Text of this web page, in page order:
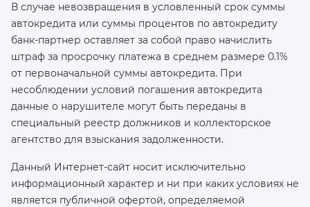
В случае невозвращения в условленный срок суммы
автокредита или суммы процентов по автокредиту
банк-партнер оставляет за собой право начислить
штраф за просрочку платежа в среднем размере 0.1%
от первоначальной суммы автокредита. При
несоблюдении условий погашения автокредита
данные о нарушителе могут быть переданы в
специальный реестр должников и коллекторское
агентство для взыскания задолженности.
Данный Интернет-сайт носит исключительно
информационный характер и ни при каких условиях не
является публичной офертой, определяемой